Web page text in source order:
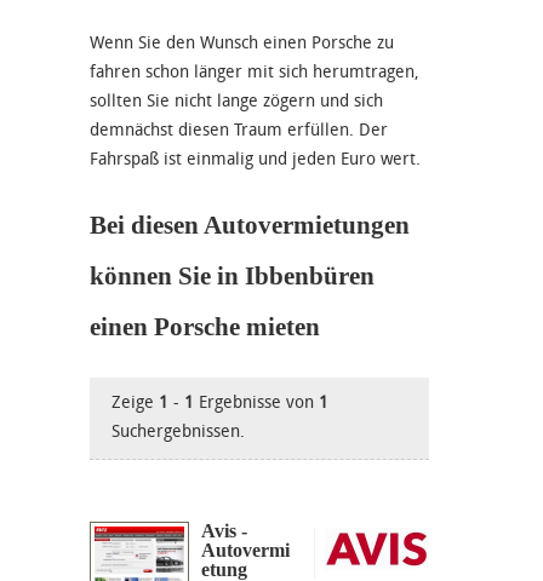
Wenn Sie den Wunsch einen Porsche zu
fahren schon länger mit sich herumtragen,
sollten Sie nicht lange zögern und sich
demnächst diesen Traum erfüllen. Der
Fahrspaß ist einmalig und jeden Euro wert.
Bei diesen Autovermietungen
können Sie in Ibbenbüren
einen Porsche mieten
Zeige 1 - 1 Ergebnisse von 1
Suchergebnissen.
Avis -
Autovermi
etung